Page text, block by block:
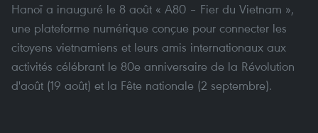
Hanoï a inauguré le 8 août « A80 – Fier du Vietnam »,
une plateforme numérique conçue pour connecter les
citoyens vietnamiens et leurs amis internationaux aux
activités célébrant le 80e anniversaire de la Révolution
d'août (19 août) et la Fête nationale (2 septembre).